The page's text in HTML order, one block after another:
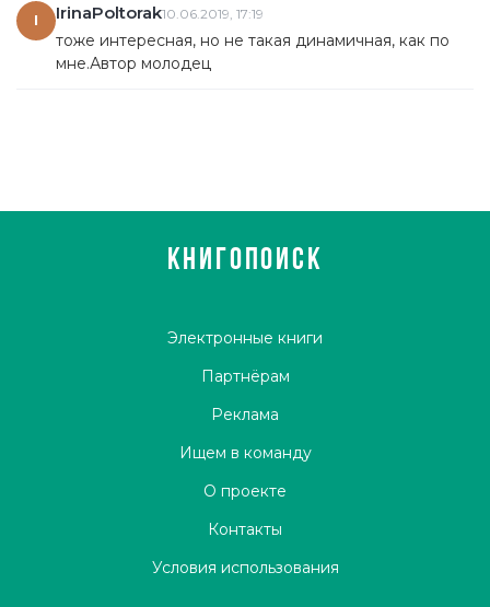
I IrinaPoltorak10.06.2019, 17:19
тоже интересная, но не такая динамичная, как по
мне.Автор молодец
КНИГОПОИСК
Электронные книги
Партнёрам
Реклама
Ищем в команду
О проекте
Контакты
Условия использования